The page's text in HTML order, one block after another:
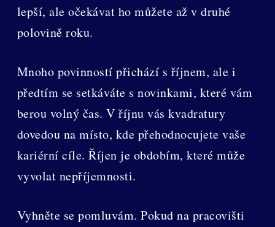
lepší, ale očekávat ho můžete až v druhé
polovině roku.
Mnoho povinností přichází s říjnem, ale i
předtím se setkáváte s novinkami, které vám
berou volný čas. V říjnu vás kvadratury
dovedou na místo, kde přehodnocujete vaše
kariérní cíle. Říjen je obdobím, které může
vyvolat nepříjemnosti.
Vyhněte se pomluvám. Pokud na pracovišti